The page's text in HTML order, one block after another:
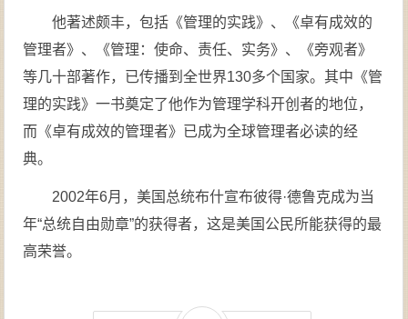
他著述颇丰，包括《管理的实践》、《卓有成效的
管理者》、《管理：使命、责任、实务》、《旁观者》
等几十部著作，已传播到全世界130多个国家。其中《管
理的实践》一书奠定了他作为管理学科开创者的地位，
而《卓有成效的管理者》已成为全球管理者必读的经
典。
2002年6月，美国总统布什宣布彼得·德鲁克成为当
年“总统自由勋章”的获得者，这是美国公民所能获得的最
高荣誉。